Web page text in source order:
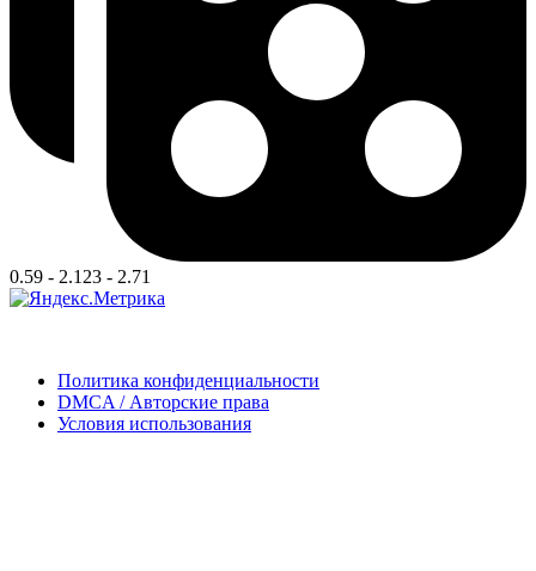
0.59 - 2.123 - 2.71
Политика конфиденциальности
DMCA / Авторские права
Условия использования